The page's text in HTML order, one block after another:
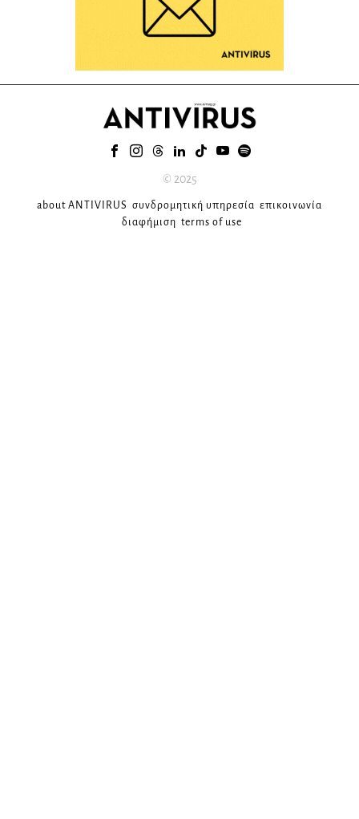
© 2025
about ANTIVIRUS συνδρομητική υπηρεσία επικοινωνία
διαφήμιση terms of use